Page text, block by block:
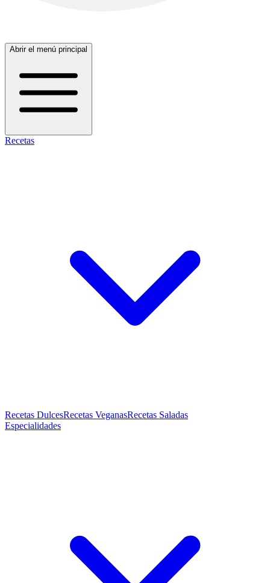
Abrir el menú principal
Recetas
Recetas DulcesRecetas VeganasRecetas Saladas
Especialidades